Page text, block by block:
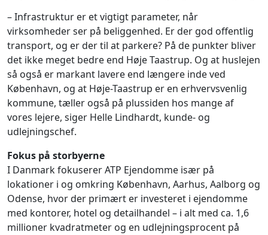
– Infrastruktur er et vigtigt parameter, når
virksomheder ser på beliggenhed. Er der god offentlig
transport, og er der til at parkere? På de punkter bliver
det ikke meget bedre end Høje Taastrup. Og at huslejen
så også er markant lavere end længere inde ved
København, og at Høje-Taastrup er en erhvervsvenlig
kommune, tæller også på plussiden hos mange af
vores lejere, siger Helle Lindhardt, kunde- og
udlejningschef.
Fokus på storbyerne
I Danmark fokuserer ATP Ejendomme især på
lokationer i og omkring København, Aarhus, Aalborg og
Odense, hvor der primært er investeret i ejendomme
med kontorer, hotel og detailhandel – i alt med ca. 1,6
millioner kvadratmeter og en udlejningsprocent på